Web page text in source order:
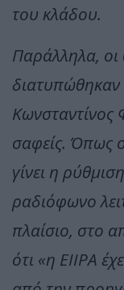
του κλάδου.
Παράλληλα, οι
σαφείς. Όπως
γίνει η
ραδιόφωνο
πλαίσιο, στο
ότι «η ΕΙΙΡΑ